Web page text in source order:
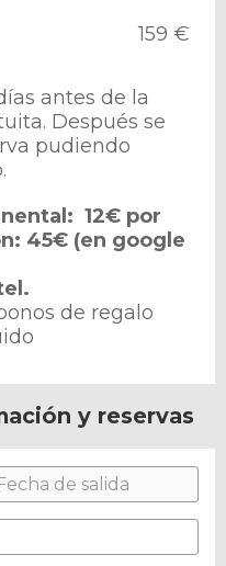
159 €
antes de la
Después se
pudiendo
12€ por
45€ (en google
de regalo
y reservas